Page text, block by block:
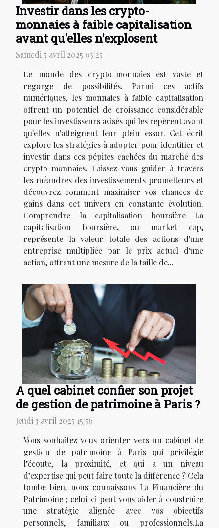
Investir dans les crypto-
monnaies à faible capitalisation
avant qu'elles n'explosent
Samedi 5 avril 2025 03:25
Le monde des crypto-monnaies est vaste et
regorge de possibilités. Parmi ces actifs
numériques, les monnaies à faible capitalisation
offrent un potentiel de croissance considérable
pour les investisseurs avisés qui les repèrent avant
qu'elles n'atteignent leur plein essor. Cet écrit
explore les stratégies à adopter pour identifier et
investir dans ces pépites cachées du marché des
crypto-monnaies. Laissez-vous guider à travers
les méandres des investissements prometteurs et
découvrez comment maximiser vos chances de
gains dans cet univers en constante évolution.
Comprendre la capitalisation boursière La
capitalisation boursière, ou market cap,
représente la valeur totale des actions d'une
entreprise multipliée par le prix actuel d'une
action, offrant une mesure de la taille de...
A quel cabinet confier son projet
de gestion de patrimoine à Paris ?
Jeudi 3 avril 2025 15:56
Vous souhaitez vous orienter vers un cabinet de
gestion de patrimoine à Paris qui privilégie
l’écoute, la proximité, et qui a un niveau
d’expertise qui peut faire toute la différence ? Cela
tombe bien, nous connaissons La Financière du
Patrimoine ; celui-ci peut vous aider à construire
une stratégie alignée avec vos objectifs
personnels, familiaux ou professionnels.La